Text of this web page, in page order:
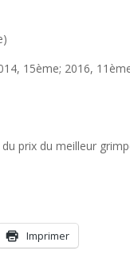
15ème; 2016,
prix du meilleur
Imprimer